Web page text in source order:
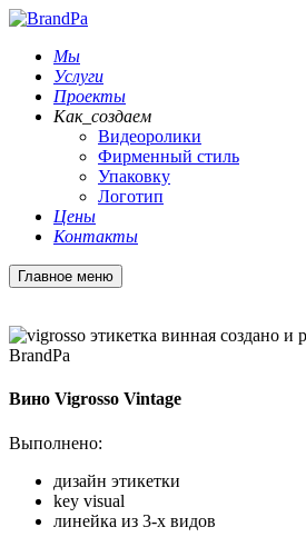
Мы
Услуги
Проекты
Как_создаем
Видеоролики
Фирменный стиль
Упаковку
Логотип
Цены
Контакты
Главное меню
Вино Vigrosso Vintage
Выполнено:
дизайн этикетки
key visual
линейка из 3-х видов